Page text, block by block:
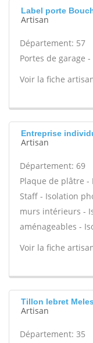
Label porte
Artisan
Département: 57
Portes de garage -
Voir la fiche
Entreprise
Artisan
Département: 69
Plaque de plâtre
Staff - Isolation
murs intérieurs -
aménageables -
Voir la fiche
Tillon lebret
Artisan
Département: 35